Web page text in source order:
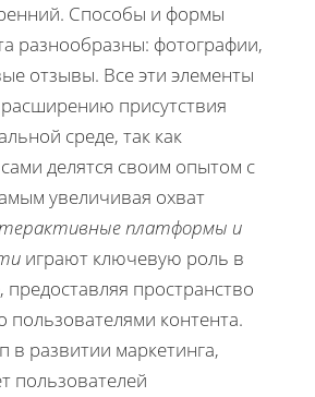
Способы и формы
разнообразны: фотографии,
отзывы. Все эти элементы
присутствия
среде, так как
делятся своим опытом с
увеличивая охват
платформы и
играют ключевую роль в
предоставляя пространство
пользователями контента.
в развитии маркетинга,
пользователей